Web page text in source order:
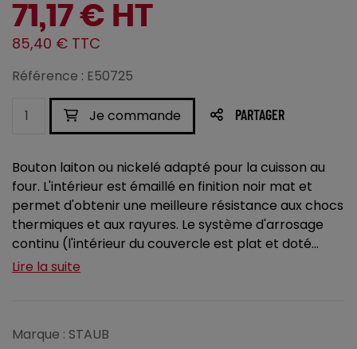
71,17 € HT
85,40 € TTC
Référence : E50725
Je commande PARTAGER
Bouton laiton ou nickelé adapté pour la cuisson au
four. L'intérieur est émaillé en finition noir mat et
permet d'obtenir une meilleure résistance aux chocs
thermiques et aux rayures. Le système d'arrosage
continu (l'intérieur du couvercle est plat et doté...
Lire la suite
Marque : STAUB